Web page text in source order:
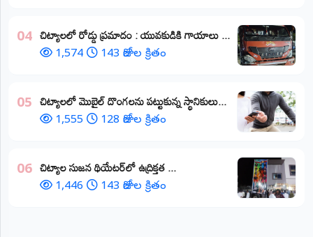
04 చిట్యాలలో రోడ్డు ప్రమాదం : యువకుడికి గాయాలు ​...
1,574 143 రోజుల క్రితం
05 చిట్యాలలో మొబైల్ దొంగలను పట్టుకున్న స్థానికులు...
1,555 128 రోజుల క్రితం
06 చిట్యాల సుజన థియేటర్‌లో ఉద్రిక్తత ...
1,446 143 రోజుల క్రితం